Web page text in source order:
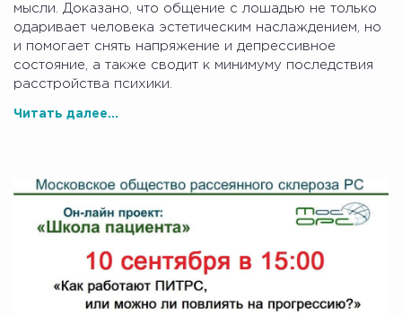
мысли. Доказано, что общение с лошадью не только
одаривает человека эстетическим наслаждением, но
и помогает снять напряжение и депрессивное
состояние, а также сводит к минимуму последствия
расстройства психики.
Читать далее...